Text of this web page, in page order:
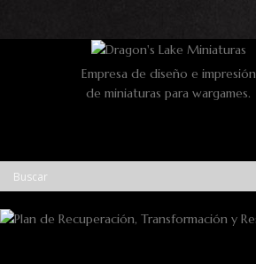
Empresa de diseño e impresión
de miniaturas para wargames.